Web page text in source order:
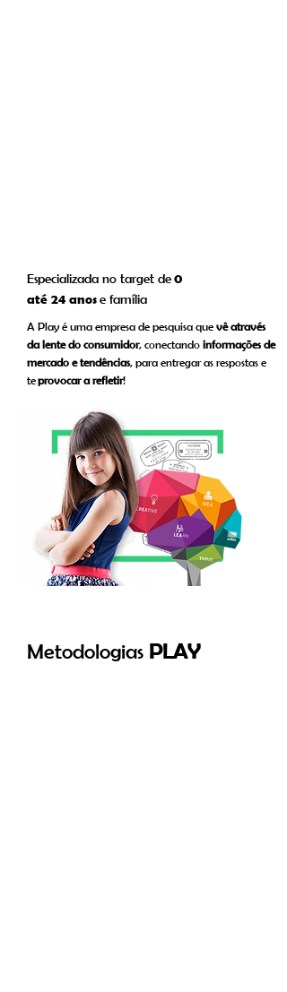
Especializada no target de0
até 24 anose família
A Play é uma empresa de pesquisa que vê através
da lente do consumidor, conectando informações de
mercado e tendências, para entregar as respostas e
teprovocar a refletir!
Metodologias PLAY